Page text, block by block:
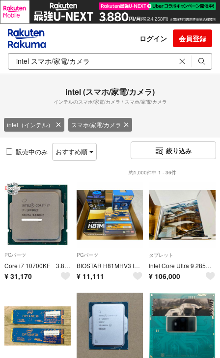
ログイン 会員登録
intel (スマホ/家電/カメラ)
インテルのスマホ/家電/カメラ / スマホ/家電/カメラ
intel（インテル） スマホ/家電/カメラ
販売中のみ おすすめ順 絞り込み
約1,000件中 1 - 36件
PCパーツ
Core i7 10700KF 3.8GHz LGA1200 SRH74
¥ 31,170
PCパーツ
BIOSTAR H81MHV3 INTEL i5 4590 など四点
¥ 11,111
タブレット
Intel Core Ultra 9 285K + MSI PRO Z890-S WIFI セット
¥ 106,000